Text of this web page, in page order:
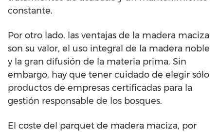
constante.
Por otro lado, las ventajas de la madera maciza
son su valor, el uso integral de la madera noble
y la gran difusión de la materia prima. Sin
embargo, hay que tener cuidado de elegir sólo
productos de empresas certificadas para la
gestión responsable de los bosques.
El coste del parquet de madera maciza, por